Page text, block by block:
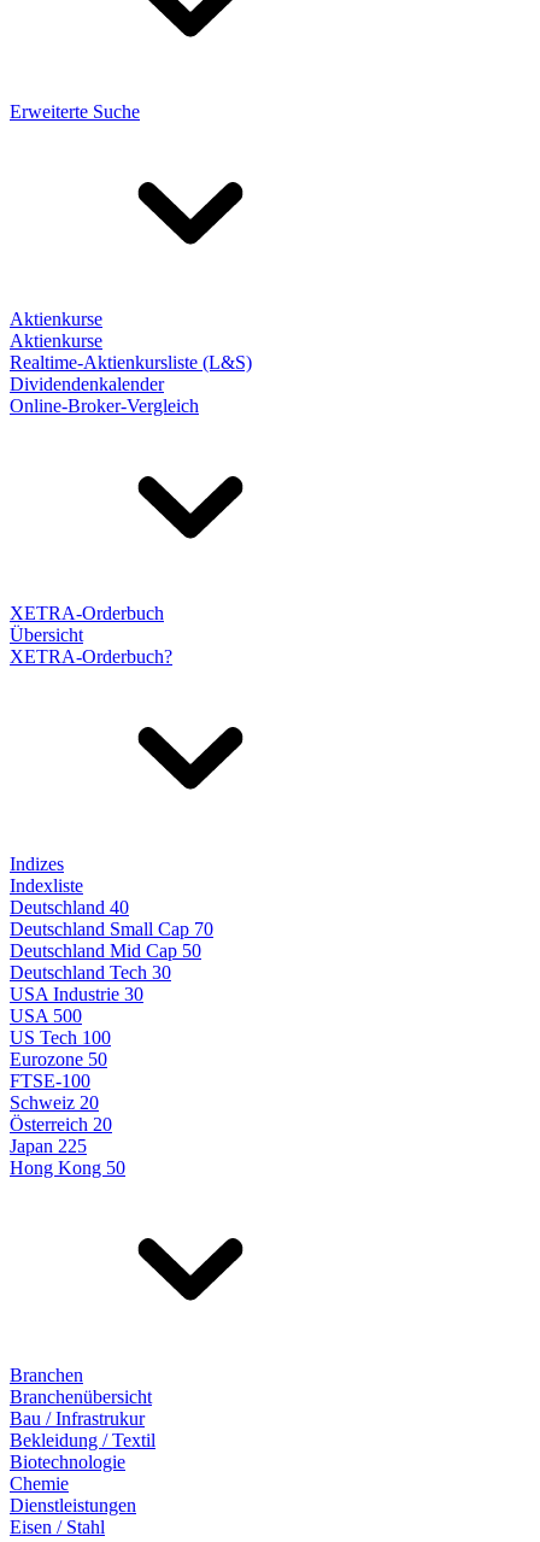
Erweiterte Suche
Aktienkurse
Aktienkurse
Realtime-Aktienkursliste (L&S)
Dividendenkalender
Online-Broker-Vergleich
XETRA-Orderbuch
Übersicht
XETRA-Orderbuch?
Indizes
Indexliste
Deutschland 40
Deutschland Small Cap 70
Deutschland Mid Cap 50
Deutschland Tech 30
USA Industrie 30
USA 500
US Tech 100
Eurozone 50
FTSE-100
Schweiz 20
Österreich 20
Japan 225
Hong Kong 50
Branchen
Branchenübersicht
Bau / Infrastrukur
Bekleidung / Textil
Biotechnologie
Chemie
Dienstleistungen
Eisen / Stahl